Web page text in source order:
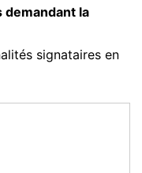
demandant la
signataires en